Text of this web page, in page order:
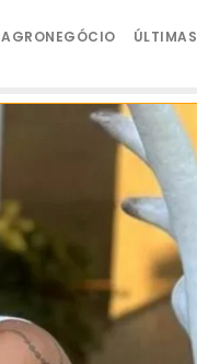
AGRONEGÓCIO ÚLTIMAS